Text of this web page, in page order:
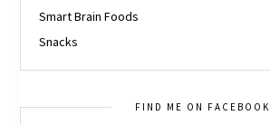
Smart Brain Foods
Snacks
FIND ME ON FACEBOOK